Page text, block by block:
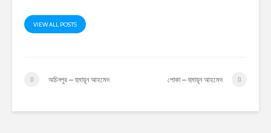
VIEW ALL POSTS
অচিনপুর – হুমায়ূন আহমেদ পোকা – হুমায়ূন আহমেদ